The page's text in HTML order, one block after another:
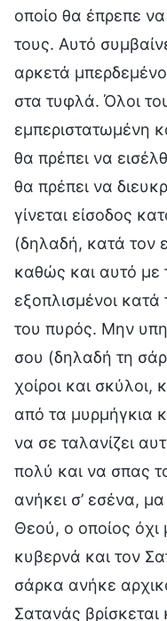
οποίο θα έπρεπε να
τους. Αυτό
αρκετά
στα τυφλά. Όλοι
εμπεριστατωμένη
θα πρέπει να
θα πρέπει να
γίνεται είσοδος
(δηλαδή, κατά τον
καθώς και αυτό με
εξοπλισμένοι κατά
του πυρός. Μην
σου (δηλαδή τη
χοίροι και σκύλοι,
από τα μυρμήγκια
να σε ταλανίζει
πολύ και να σπας
ανήκει σ’ εσένα,
Θεού, ο οποίος
κυβερνά και τον
σάρκα ανήκε
Σατανάς βρίσκεται